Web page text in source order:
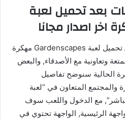
بعد تحميل لعبة
على عكس ما يعتقد اللاعبين فـ تحميل لعبة Gardenscapes مهكرة
وتعاونية مع الأصدقاء, والبعض
الحالية سنوضح تفاصيل
والمجتمع المتعاون في “لعبة
مع الدخول واللعب سوف
الرئيسية, الواجهة تحتوي في